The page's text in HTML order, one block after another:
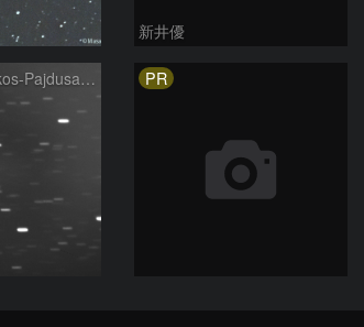
新井優
45P/Honda-Mrkos-Pajdusakova PR